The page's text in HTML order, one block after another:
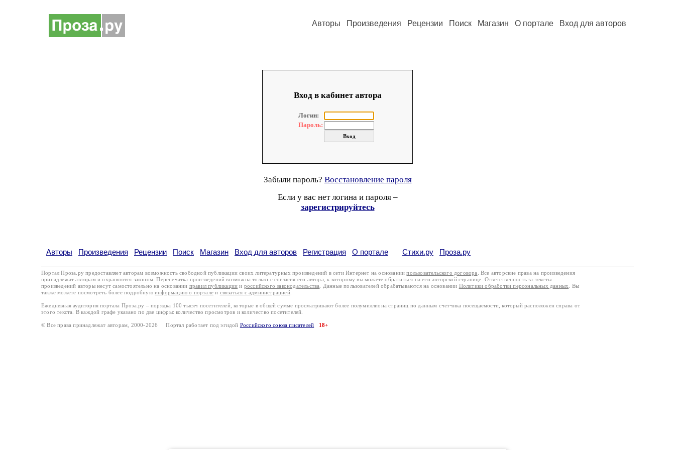
Авторы Произведения Рецензии Поиск Магазин О портале Вход для авторов
Вход в кабинет автора
Логин:
Пароль:
Забыли пароль? Восстановление пароля
Если у вас нет логина и пароля –
зарегистрируйтесь
Авторы Произведения Рецензии Поиск Магазин Вход для авторов Регистрация О портале Стихи.ру Проза.ру
Портал Проза.ру предоставляет авторам возможность свободной публикации своих литературных произведений в сети Интернет на основаниипользовательского договора
. Все авторские права на произведения
принадлежат авторам и охраняются законом . Перепечатка произведений возможна только с согласия его автора, к которому вы можете обратиться на его авторской странице. Ответственность за тексты
произведений авторы несут самостоятельно на основании правил публикации и российского законодательства . Данные пользователей обрабатываются на основании Политики обработки персональных данных
. Вы
также можете посмотреть более подробную информацию о портале и связаться с администрацией.
Ежедневная аудитория портала Проза.ру – порядка 100 тысяч посетителей, которые в общей сумме просматривают более полумиллиона страниц по данным счетчика посещаемости, который расположен справа от
этого текста. В каждой графе указано по две цифры: количество просмотров и количество посетителей.
© Все права принадлежат авторам, 2000-2026 Портал работает под эгидой Российского союза писателей 18+